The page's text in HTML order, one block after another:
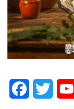
FacebookTwitter